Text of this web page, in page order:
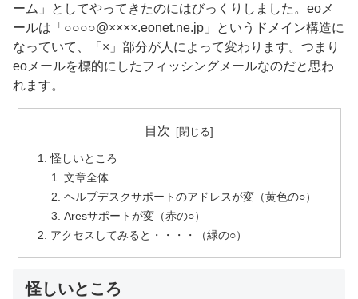
ーム」としてやってきたのにはびっくりしました。eoメ
ールは「○○○○@××××.eonet.ne.jp」というドメイン構造に
なっていて、「×」部分が人によって変わります。つまり
eoメールを標的にしたフィッシングメールなのだと思わ
れます。
目次
怪しいところ
文章全体
ヘルプデスクサポートのアドレスが変（黄色の○）
Aresサポートが変（赤の○）
アクセスしてみると・・・・（緑の○）
怪しいところ